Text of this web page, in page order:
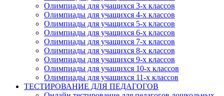
Олимпиады для учащихся 3-х классов
Олимпиады для учащихся 4-х классов
Олимпиады для учащихся 5-х классов
Олимпиады для учащихся 6-х классов
Олимпиады для учащихся 7-х классов
Олимпиады для учащихся 8-х классов
Олимпиады для учащихся 9-х классов
Олимпиады для учащихся 10-х классов
Олимпиады для учащихся 11-х классов
ТЕСТИРОВАНИЕ ДЛЯ ПЕДАГОГОВ